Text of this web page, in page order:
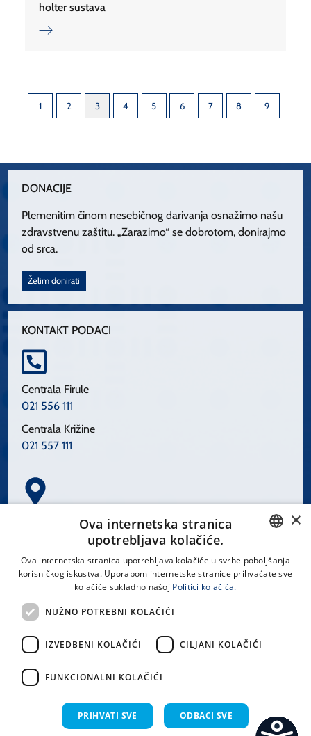
holter sustava
1 2 3 4 5 6 7 8 9
DONACIJE
Plemenitim činom nesebičnog darivanja osnažimo našu
zdravstvenu zaštitu. „Zarazimo“ se dobrotom, donirajmo
od srca.
Želim donirati
KONTAKT PODACI
Centrala Firule
021 556 111
Centrala Križine
021 557 111
Spinčićeva 1, 21000 Split
LINKOVI
Uvjeti korištenja
CROATIAN
×
Ova internetska stranica
upotrebljava kolačiće.
Ova internetska stranica upotrebljava kolačiće u svrhe poboljšanja
korisničkog iskustva. Uporabom internetske stranice prihvaćate sve
kolačiće sukladno našoj Politici kolačića.
NUŽNO POTREBNI KOLAČIĆI
IZVEDBENI KOLAČIĆI CILJANI KOLAČIĆI
FUNKCIONALNI KOLAČIĆI
PRIHVATI SVE ODBACI SVE